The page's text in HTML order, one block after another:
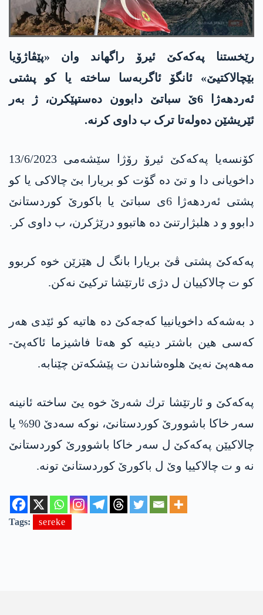
رێخستنا په‌كه‌كێ ئیرۆ راگهاند وان «پێڤاژۆیا
بێچالاکتیێ» ئانگۆ ئاگربه‌سا ساخته‌ یا کو پشتی
ئەردهەژا 6ێ سباتێ دابوون دەستپێکرن، ژ بەر
ئێریشێن دەولەتا ترک ب داوی کرنە.
كۆنسه‌یا په‌كه‌كێ ئیرۆ رۆژا سێشه‌می 13/6/2023
داخویانی دا و تێ ده‌ گۆت كو بریارا بێ چالاكی یا كو
پشتی ئه‌ردهه‌ژا 6ی سباتێ یا باكورێ كوردستانێ
دابوو و د هلبژارتنێ دە هاتبوو درێژکرن، ب داوی كر.
په‌كه‌كێ پشتی ڤێ بریارا بانگ ل هێزێن خوه‌ كربوو
كو ت چالاكییان ل دژی ئارتێشا تركیێ نه‌كن.
د به‌شه‌كه‌ داخویانییا كه‌جه‌كێ ده‌ هاتیه‌ كو ئێدی هەر
کەسی هین باشتر دیتیە کو هەتا فاشیزما ئاكه‌پێ-
مه‌هه‌پێ نەیێ هلوەشاندن ت پێشکەتن چێنابە.
په‌كه‌كێ و ئارتێشا ترك شه‌رێ خوه‌ یێ ساخته‌ ئانینه‌
سه‌ر خاكا باشوورێ كوردستانێ، نوكه‌ سه‌دێ 90% یا
چالاكیێن په‌كه‌كێ ل سه‌ر خاكا باشوورێ كوردستانێ
نه‌ و ت چالاكییا وێ ل باكورێ كوردستانێ تونه‌.
Tags: sereke